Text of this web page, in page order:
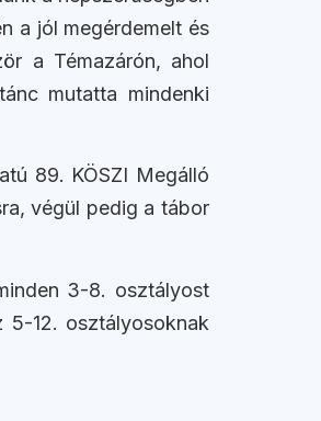
a jól megérdemelt és
a Témazárón, ahol
mutatta mindenki
89. KÖSZI Megálló
végül pedig a tábor
3-8. osztályost
12. osztályosoknak